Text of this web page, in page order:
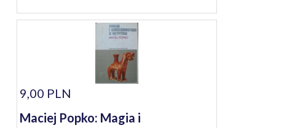
9,00 PLN
Maciej Popko: Magia i